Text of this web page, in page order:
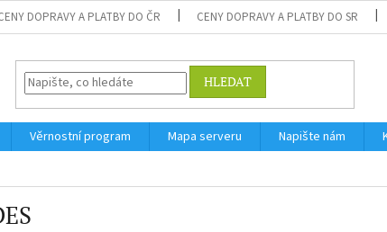
DOPRAVY A PLATBY DO ČR CENY DOPRAVY A PLATBY DO SR
HLEDAT
Věrnostní program Mapa serveru Napište nám